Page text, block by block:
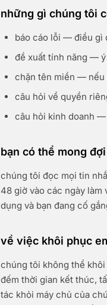
những gì chúng tôi
báo cáo lỗi — điều gì
đề xuất tính năng —
chặn tên miền — nếu
câu hỏi về quyền
câu hỏi kinh doanh
bạn có thể mong
chúng tôi đọc mọi tin
48 giờ vào các ngày
dụng và bạn đang cố
về việc khôi phục
chúng tôi không thể
đếm thời gian kết thúc,
tác khỏi máy chủ của